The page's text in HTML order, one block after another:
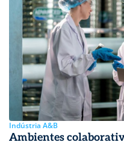
Indústria A&B
Ambientes